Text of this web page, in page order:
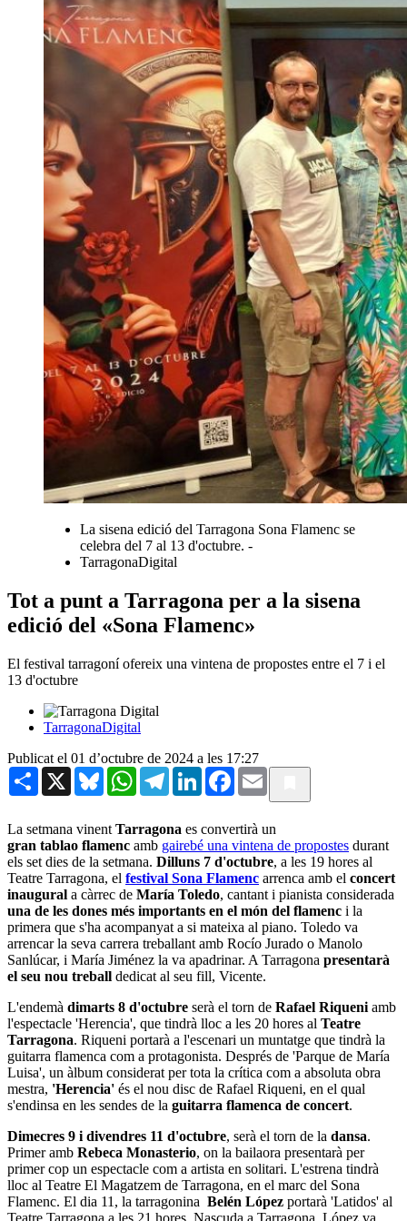
La sisena edició del Tarragona Sona Flamenc se
celebra del 7 al 13 d'octubre. -
TarragonaDigital
Tot a punt a Tarragona per a la sisena
edició del «Sona Flamenc»
El festival tarragoní ofereix una vintena de propostes entre el 7 i el
13 d'octubre
TarragonaDigital
Publicat el 01 d’octubre de 2024 a les 17:27
Share X BlueskyWhatsAppTelegramLinkedInFacebook
Email
La setmana vinent Tarragona es convertirà un
gran tablao flamenc amb gairebé una vintena de propostes durant
els set dies de la setmana. Dilluns 7 d'octubre, a les 19 hores al
Teatre Tarragona, el festival Sona Flamenc arrenca amb el concert
inaugural a càrrec de María Toledo, cantant i pianista considerada
una de les dones més importants en el món del flamenc i la
primera que s'ha acompanyat a si mateixa al piano. Toledo va
arrencar la seva carrera treballant amb Rocío Jurado o Manolo
Sanlúcar, i María Jiménez la va apadrinar. A Tarragona presentarà
el seu nou treball dedicat al seu fill, Vicente.
L'endemà dimarts 8 d'octubre serà el torn de Rafael Riqueni amb
l'espectacle 'Herencia', que tindrà lloc a les 20 hores al Teatre
Tarragona. Riqueni portarà a l'escenari un muntatge que tindrà la
guitarra flamenca com a protagonista. Després de 'Parque de María
Luisa', un àlbum considerat per tota la crítica com a absoluta obra
mestra, 'Herencia' és el nou disc de Rafael Riqueni, en el qual
s'endinsa en les sendes de la guitarra flamenca de concert.
Dimecres 9 i divendres 11 d'octubre, serà el torn de la dansa.
Primer amb Rebeca Monasterio, on la bailaora presentarà per
primer cop un espectacle com a artista en solitari. L'estrena tindrà
lloc al Teatre El Magatzem de Tarragona, en el marc del Sona
Flamenc. El dia 11, la tarragonina Belén López portarà 'Latidos' al
Teatre Tarragona a les 21 hores. Nascuda a Tarragona, López va